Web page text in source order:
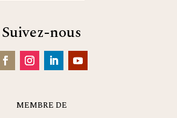
Suivez-nous
MEMBRE DE